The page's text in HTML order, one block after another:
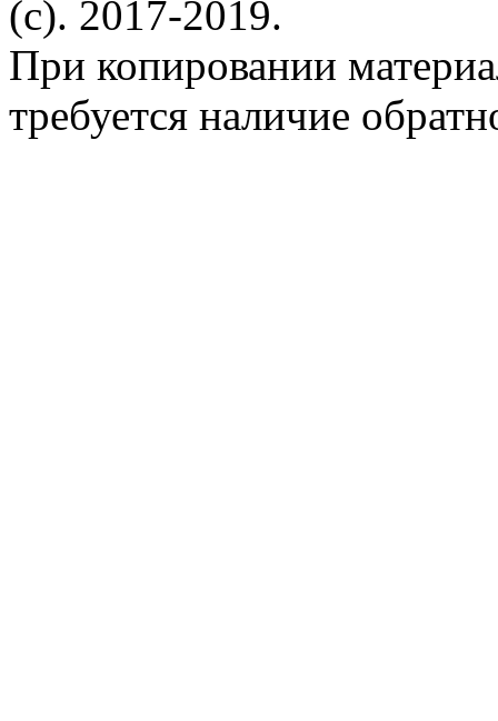
(c). 2017-2019.
При копировании
требуется наличие